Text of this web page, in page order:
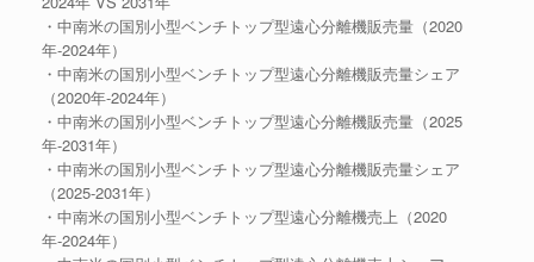
・中南米の国別小型ベンチトップ型遠心分離機販売量（2020
年-2024年）
・中南米の国別小型ベンチトップ型遠心分離機販売量シェア
（2020年-2024年）
・中南米の国別小型ベンチトップ型遠心分離機販売量（2025
年-2031年）
・中南米の国別小型ベンチトップ型遠心分離機販売量シェア
（2025-2031年）
・中南米の国別小型ベンチトップ型遠心分離機売上（2020
年-2024年）